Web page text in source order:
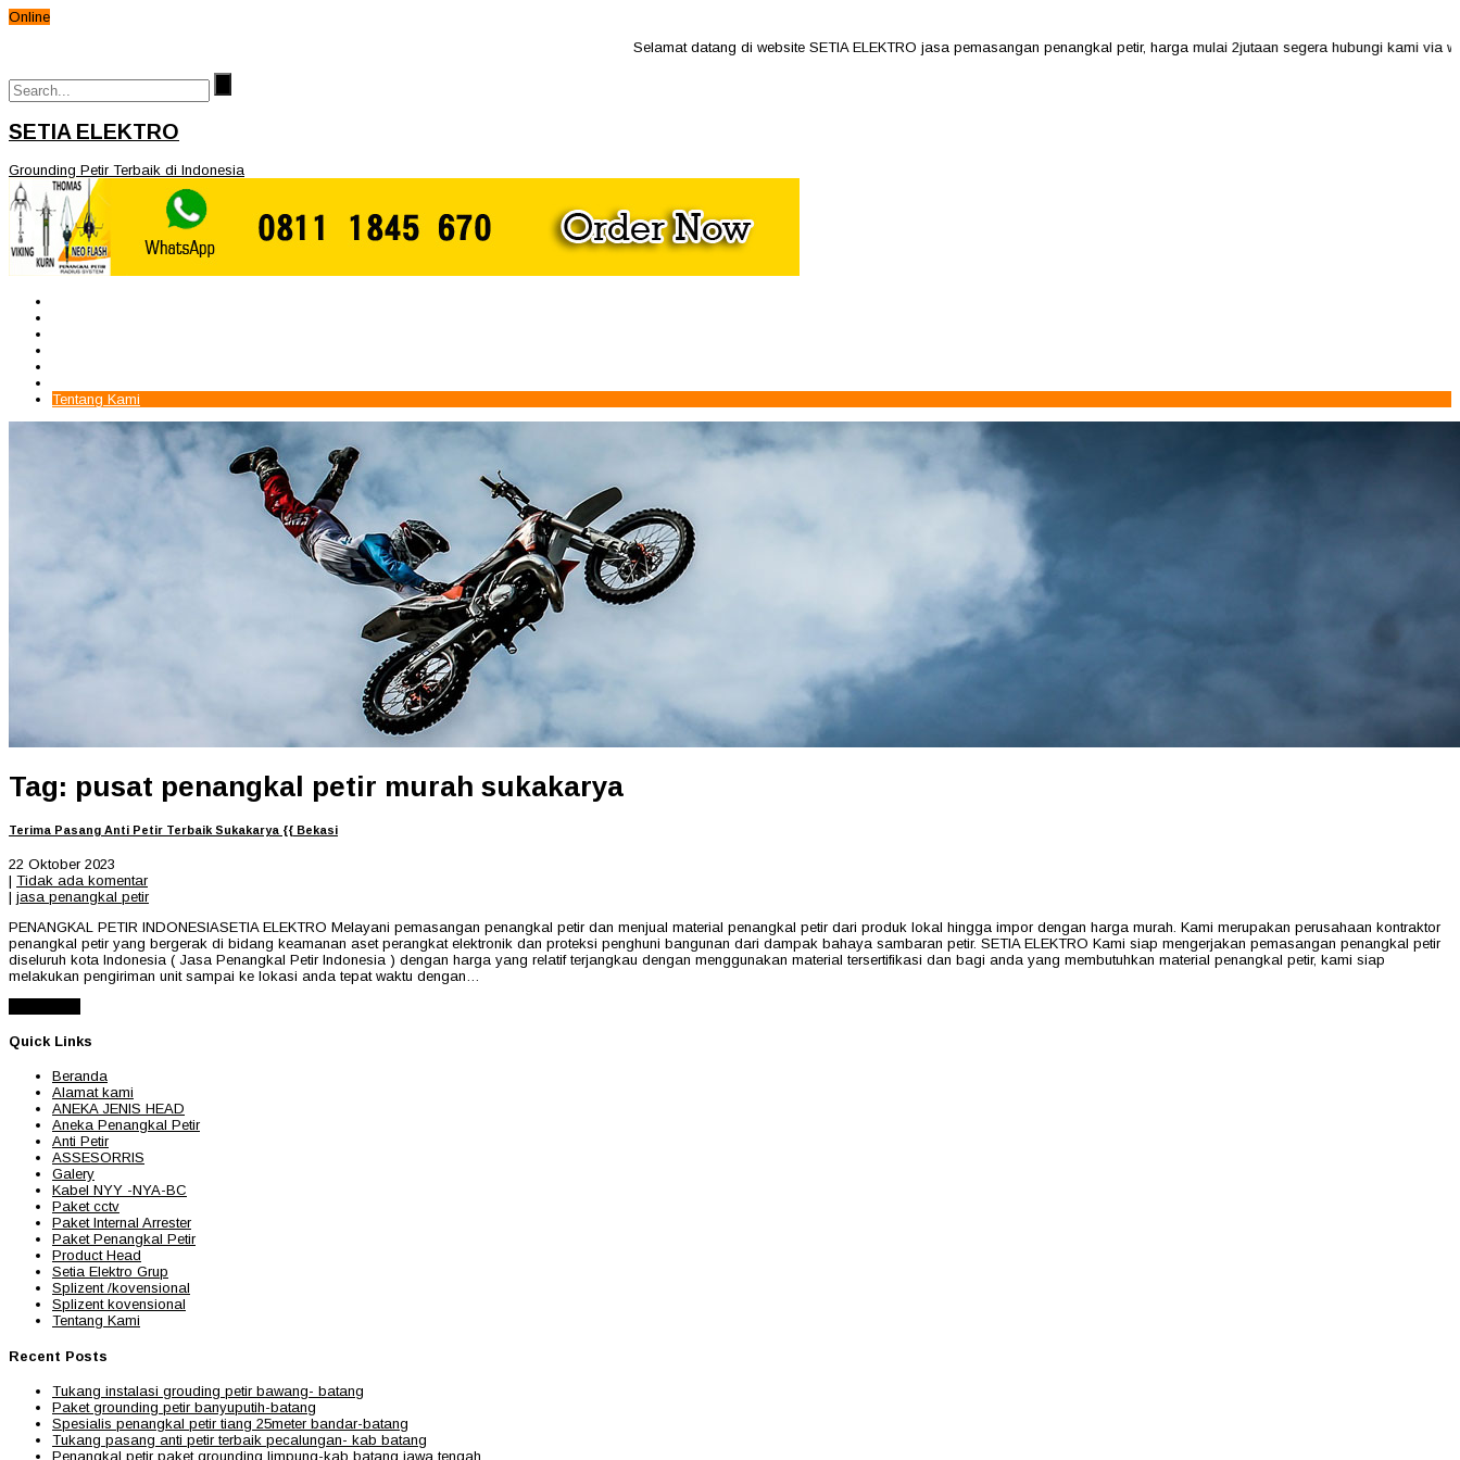
Online
Selamat datang di website SETIA ELEKTRO jasa pemasangan penangkal petir, harga mulai 2jutaan segera hubungi kami via
SETIA ELEKTRO
Grounding Petir Terbaik di Indonesia
Tentang Kami
Tag: pusat penangkal petir murah sukakarya
Terima Pasang Anti Petir Terbaik Sukakarya {{ Bekasi
22 Oktober 2023
| Tidak ada komentar
| jasa penangkal petir
PENANGKAL PETIR INDONESIASETIA ELEKTRO Melayani pemasangan penangkal petir dan menjual material penangkal petir dari produk lokal hingga impor dengan harga murah. Kami merupakan perusahaan kontraktor
penangkal petir yang bergerak di bidang keamanan aset perangkat elektronik dan proteksi penghuni bangunan dari dampak bahaya sambaran petir. SETIA ELEKTRO Kami siap mengerjakan pemasangan penangkal petir
diseluruh kota Indonesia ( Jasa Penangkal Petir Indonesia ) dengan harga yang relatif terjangkau dengan menggunakan material tersertifikasi dan bagi anda yang membutuhkan material penangkal petir, kami siap
melakukan pengiriman unit sampai ke lokasi anda tepat waktu dengan…
Quick Links
Beranda
Alamat kami
ANEKA JENIS HEAD
Aneka Penangkal Petir
Anti Petir
ASSESORRIS
Galery
Kabel NYY -NYA-BC
Paket cctv
Paket Internal Arrester
Paket Penangkal Petir
Product Head
Setia Elektro Grup
Splizent /kovensional
Splizent kovensional
Tentang Kami
Recent Posts
Tukang instalasi grouding petir bawang- batang
Paket grounding petir banyuputih-batang
Spesialis penangkal petir tiang 25meter bandar-batang
Tukang pasang anti petir terbaik pecalungan- kab batang
Penangkal petir paket grounding limpung-kab batang jawa tengah